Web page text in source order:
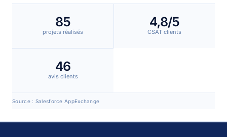
85
projets réalisés
4,8/5
CSAT clients
46
avis clients
Source : Salesforce AppExchange